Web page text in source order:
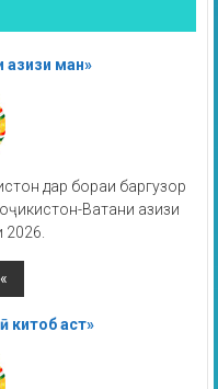
азизи ман»
дар бораи баргузор
Ватани азизи
2026.
китоб аст»